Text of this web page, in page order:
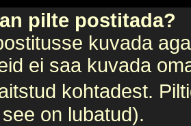
pilte postitada?
kuvada
ei saa kuvada
kohtadest.
on lubatud).